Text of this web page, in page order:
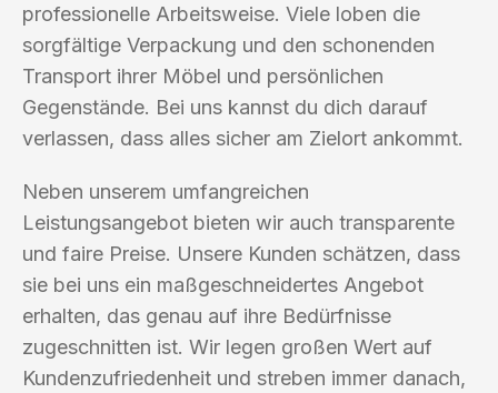
professionelle Arbeitsweise. Viele loben die
sorgfältige Verpackung und den schonenden
Transport ihrer Möbel und persönlichen
Gegenstände. Bei uns kannst du dich darauf
verlassen, dass alles sicher am Zielort ankommt.
Neben unserem umfangreichen
Leistungsangebot bieten wir auch transparente
und faire Preise. Unsere Kunden schätzen, dass
sie bei uns ein maßgeschneidertes Angebot
erhalten, das genau auf ihre Bedürfnisse
zugeschnitten ist. Wir legen großen Wert auf
Kundenzufriedenheit und streben immer danach,